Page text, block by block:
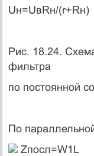
Uн=UвRн/(r+Rн)
Рис. 18.24.
фильтра
по постоянной
По
Zпосл=W1L